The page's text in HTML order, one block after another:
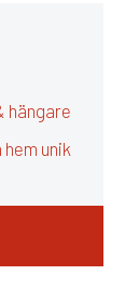
hängare
unik